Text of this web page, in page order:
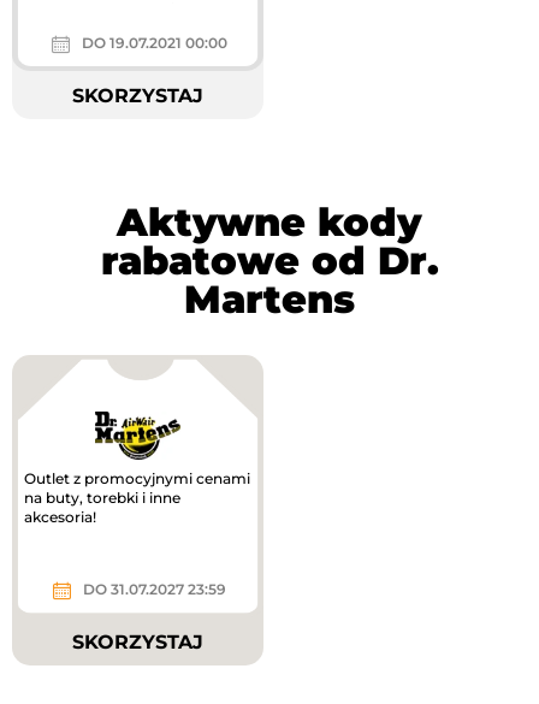
DO 19.07.2021 00:00
SKORZYSTAJ
Aktywne kody
rabatowe od Dr.
Martens
Outlet z promocyjnymi cenami
na buty, torebki i inne
akcesoria!
DO 31.07.2027 23:59
SKORZYSTAJ